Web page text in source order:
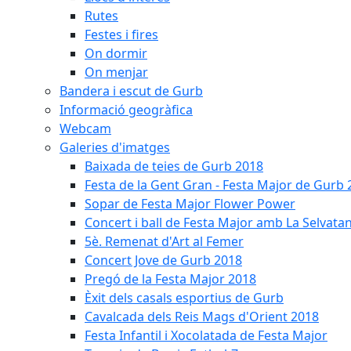
Rutes
Festes i fires
On dormir
On menjar
Bandera i escut de Gurb
Informació geogràfica
Webcam
Galeries d'imatges
Baixada de teies de Gurb 2018
Festa de la Gent Gran - Festa Major de Gurb
Sopar de Festa Major Flower Power
Concert i ball de Festa Major amb La
5è. Remenat d'Art al Femer
Concert Jove de Gurb 2018
Pregó de la Festa Major 2018
Èxit dels casals esportius de Gurb
Cavalcada dels Reis Mags d'Orient 2018
Festa Infantil i Xocolatada de Festa Major